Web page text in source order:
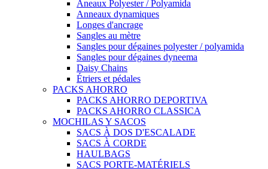
Aneaux Polyester / Polyamida
Anneaux dynamiques
Longes d'ancrage
Sangles au mètre
Sangles pour dégaines polyester / polyamida
Sangles pour dégaines dyneema
Daisy Chains
Étriers et pédales
PACKS AHORRO
PACKS AHORRO DEPORTIVA
PACKS AHORRO CLASSICA
MOCHILAS Y SACOS
SACS À DOS D'ESCALADE
SACS À CORDE
HAULBAGS
SACS PORTE-MATÉRIELS